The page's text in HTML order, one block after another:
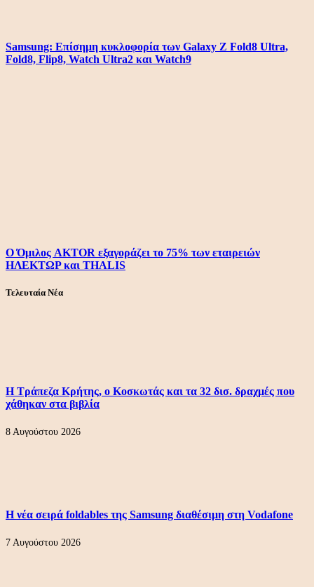
Samsung: Επίσημη κυκλοφορία των Galaxy Z Fold8 Ultra,
Fold8, Flip8, Watch Ultra2 και Watch9
Ο Όμιλος AKTOR εξαγοράζει το 75% των εταιρειών
ΗΛΕΚΤΩΡ και THALIS
Τελευταία Νέα
Η Τράπεζα Κρήτης, ο Κοσκωτάς και τα 32 δισ. δραχμές που
χάθηκαν στα βιβλία
8 Αυγούστου 2026
Η νέα σειρά foldables της Samsung διαθέσιμη στη Vodafone
7 Αυγούστου 2026